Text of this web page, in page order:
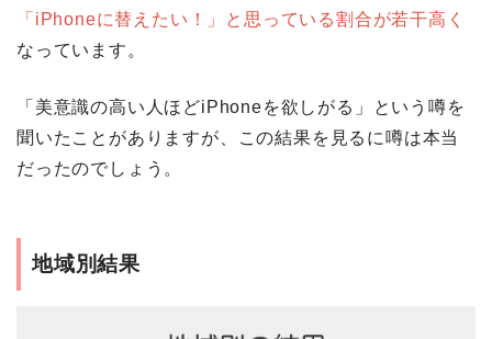
「iPhoneに替えたい！」と思っている割合が若干高く
なっています。
「美意識の高い人ほどiPhoneを欲しがる」という噂を
聞いたことがありますが、この結果を見るに噂は本当
だったのでしょう。
地域別結果